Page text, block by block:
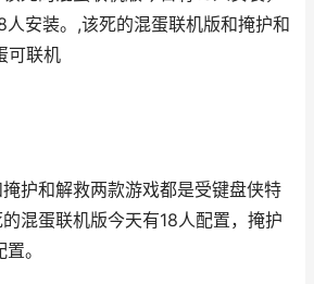
安装。,该死的混蛋联机版和掩护和
可联机
护和解救两款游戏都是受键盘侠特
混蛋联机版今天有18人配置，掩护
。